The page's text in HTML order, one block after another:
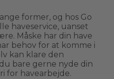
former, og hos Go
haveservice, uanset
Måske har din have
behov for at komme i
kan klare den
bare gerne nyde din
for havearbejde.